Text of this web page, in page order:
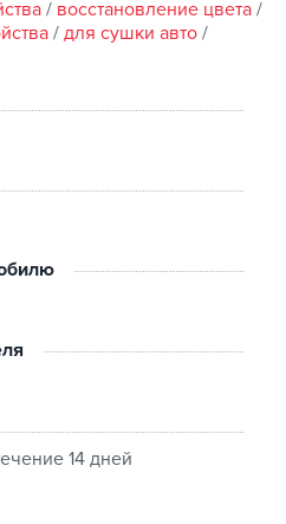
и мягкой, препятствуя
разбавления в
и высушить шины.
и нанести средство
/ восстановление цвета /
/ для сушки авто /
14 дней